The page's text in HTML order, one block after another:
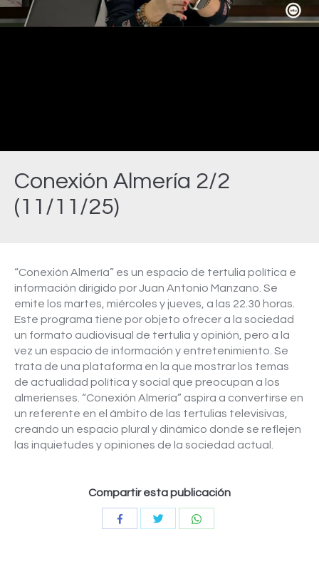
Conexión Almería 2/2
(11/11/25)
Video
“Conexión Almería” es un espacio de tertulia política e
información dirigido por Juan Antonio Manzano. Se
emite los martes, miércoles y jueves, a las 22.30 horas.
Este programa tiene por objeto ofrecer a la sociedad
un formato audiovisual de tertulia y opinión, pero a la
vez un espacio de información y entretenimiento. Se
trata de una plataforma en la que mostrar los temas
de actualidad política y social que preocupan a los
almerienses. “Conexión Almería” aspira a convertirse en
un referente en el ámbito de las tertulias televisivas,
creando un espacio plural y dinámico donde se reflejen
las inquietudes y opiniones de la sociedad actual.
Compartir esta publicación
CompartirCompartir